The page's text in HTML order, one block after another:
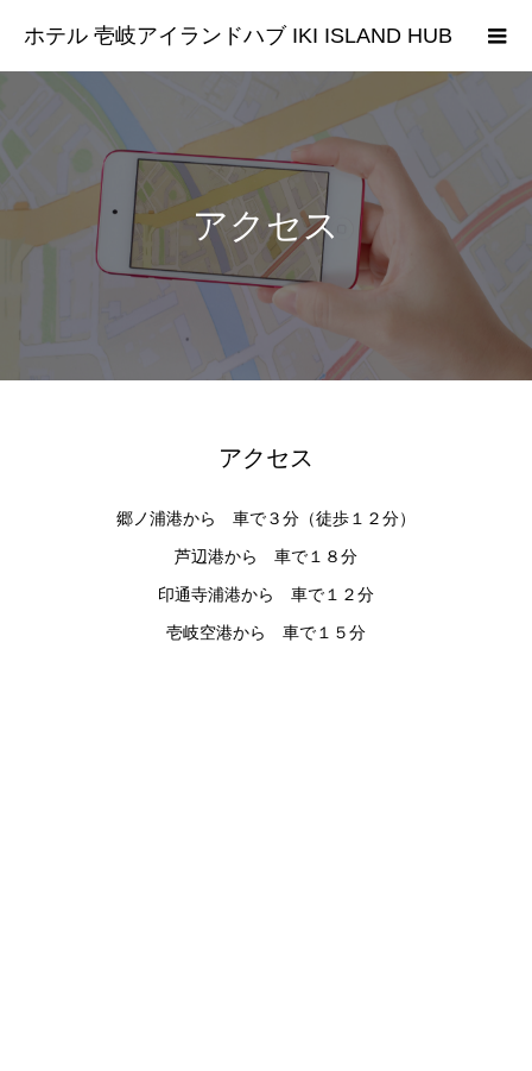
ホテル 壱岐アイランドハブ IKI ISLAND HUB
アクセス
アクセス
郷ノ浦港から 車で３分（徒歩１２分）
芦辺港から 車で１８分
印通寺浦港から 車で１２分
壱岐空港から 車で１５分